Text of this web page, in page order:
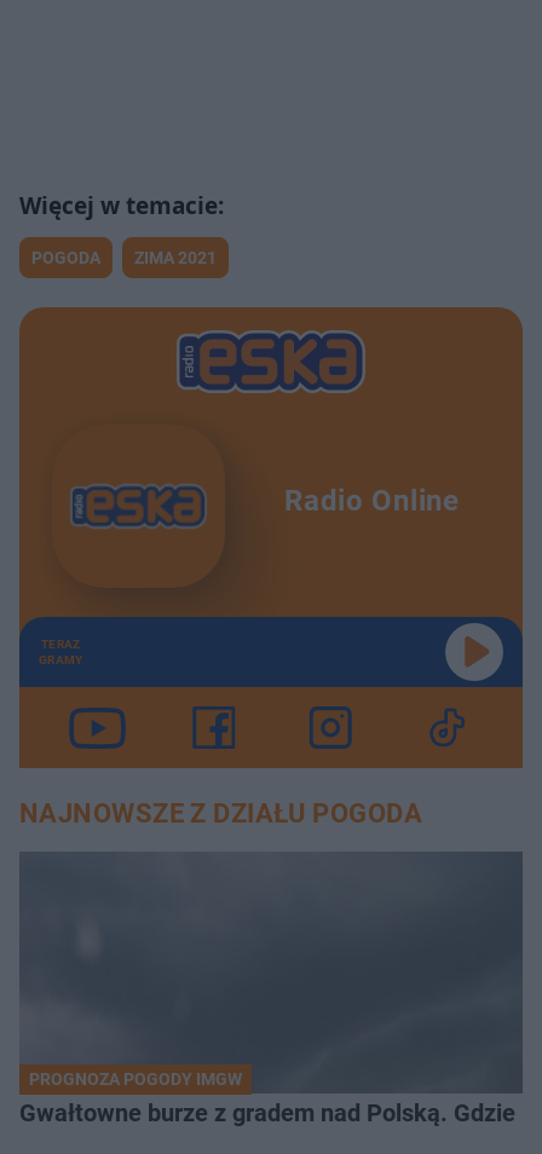
POGODA ZIMA 2021
Radio Online
TERAZ
GRAMY
NAJNOWSZE Z DZIAŁU POGODA
PROGNOZA POGODY IMGW
Gwałtowne burze z gradem nad Polską. Gdzie